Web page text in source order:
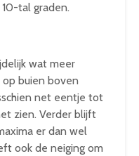
tal graden.
wat meer
buien boven
net eentje tot
zien. Verder blijft
er dan wel
ook de neiging om